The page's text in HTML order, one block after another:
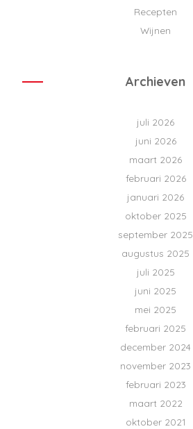
Recepten
Wijnen
Archieven
juli 2026
juni 2026
maart 2026
februari 2026
januari 2026
oktober 2025
september 2025
augustus 2025
juli 2025
juni 2025
mei 2025
februari 2025
december 2024
november 2023
februari 2023
maart 2022
oktober 2021